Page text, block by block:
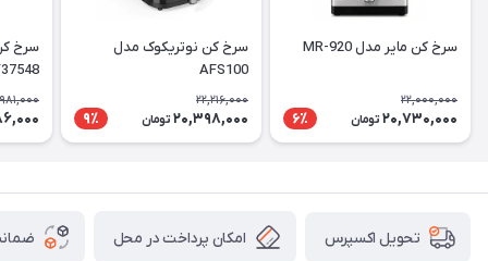
سرخ کن مایر مدل MR-920
22,000,000
20,730,000 تومان 6٪
سرخ کن نوتریکوک مدل
AFS100
22,216,000
20,398,000 تومان 9٪
سرخ
تحویل اکسپرس امکان پرداخت در محل